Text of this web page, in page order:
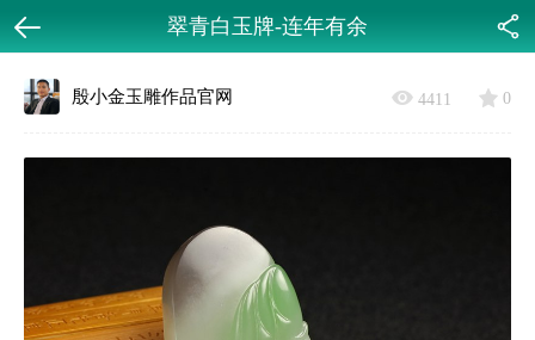
翠青白玉牌-连年有余
返回
殷小金玉雕作品官网
4411 0